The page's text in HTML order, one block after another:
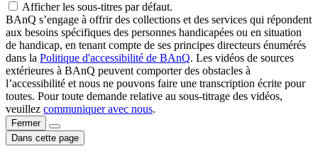
Afficher les sous-titres par défaut.
BAnQ s’engage à offrir des collections et des services qui répondent
aux besoins spécifiques des personnes handicapées ou en situation
de handicap, en tenant compte de ses principes directeurs énumérés
dans la Politique d'accessibilité de BAnQ. Les vidéos de sources
extérieures à BAnQ peuvent comporter des obstacles à
l’accessibilité et nous ne pouvons faire une transcription écrite pour
toutes. Pour toute demande relative au sous-titrage des vidéos,
veuillez communiquer avec nous.
Fermer
Dans cette page